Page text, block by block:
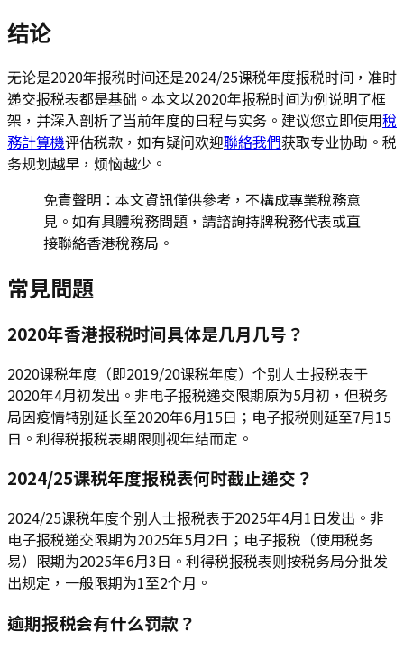
结论
无论是2020年报税时间还是2024/25课税年度报税时间，准时
递交报税表都是基础。本文以2020年报税时间为例说明了框
架，并深入剖析了当前年度的日程与实务。建议您立即使用稅
務計算機评估税款，如有疑问欢迎聯絡我們获取专业协助。税
务规划越早，烦恼越少。
免責聲明：本文資訊僅供參考，不構成專業稅務意
見。如有具體稅務問題，請諮詢持牌稅務代表或直
接聯絡香港稅務局。
常見問題
2020年香港报税时间具体是几月几号？
2020课税年度（即2019/20课税年度）个别人士报税表于
2020年4月初发出。非电子报税递交限期原为5月初，但税务
局因疫情特别延长至2020年6月15日；电子报税则延至7月15
日。利得税报税表期限则视年结而定。
2024/25课税年度报税表何时截止递交？
2024/25课税年度个别人士报税表于2025年4月1日发出。非
电子报税递交限期为2025年5月2日；电子报税（使用税务
易）限期为2025年6月3日。利得税报税表则按税务局分批发
出规定，一般限期为1至2个月。
逾期报税会有什么罚款？